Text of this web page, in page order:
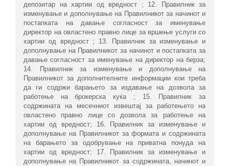
депозитар на хартии од вредност ; 12. Правилник за
изменување и дополнување на Правилникот за начинот и
постапката на давање согласност за именување
директор на овластено правно лице за вршење услуги со
хартии од вредност ; 13. Правилник за изменување и
дополнување на Правилникот за начинот и постапката за
давање согласност за именување на директор на берза;
14. Правилник за изменување и дополнување на
Правилникот за дополнителните информации кои треба
да ги содржи барањето за издавање на дозвола за
работење на брокерска куќа ; 15. Правилник за
содржината на месечниот извештај за работењето на
овластено правно лице со дозвола за работење на
хартии од вредност; 16. Правилник за изменување и
дополнување на Правилникот за формата и содржинaтa
нa барањето за одобрување на приватна понуда на
хартии од вредност; 17. Правилник за изменување и
дополнување на Правилникот за содржината, начинот и